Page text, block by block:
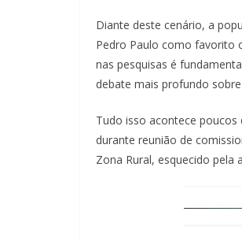
Diante deste cenário, a
Pedro Paulo como favorito
nas pesquisas é
debate mais profundo
Tudo isso acontece poucos
durante reunião de
Zona Rural, esquecido